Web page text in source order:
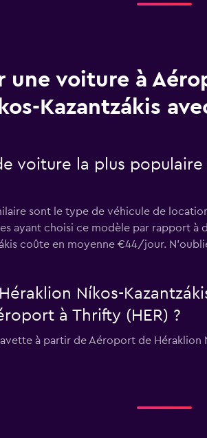
une voiture à
Kazantzákis
voiture la plus
sont le type de véhicule de
ayant choisi ce modèle par rapport
coûte en moyenne €44/jour.
Níkos-
à Thrifty (HER) ?
à partir de Aéroport de Héraklion